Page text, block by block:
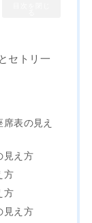
セトリ一
表の見え
見え方
方
方
見え方